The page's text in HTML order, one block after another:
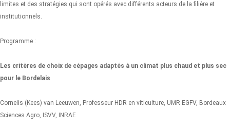
limites et des stratégies qui sont opérés avec différents acteurs de la filière et
institutionnels.
Programme :
Les critères de choix de cépages adaptés à un climat plus chaud et plus sec
pour le Bordelais
Cornelis (Kees) van Leeuwen, Professeur HDR en viticulture, UMR EGFV, Bordeaux
Sciences Agro, ISVV, INRAE